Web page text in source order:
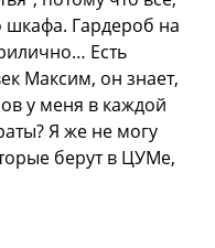
Гардероб на
Есть
Максим, он знает,
у меня в каждой
Я же не могу
берут в ЦУМе,